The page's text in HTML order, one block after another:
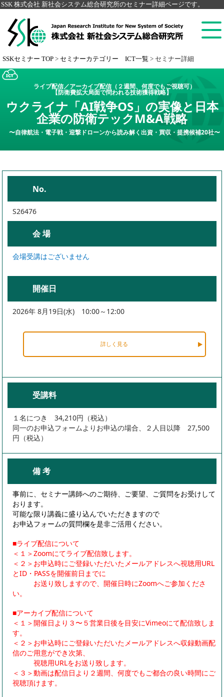
SSK 株式会社 新社会システム総合研究所のセミナー詳細ページです。
SSKセミナー TOP > セミナーカテゴリー ICT一覧 > セミナー詳細
ライブ配信／アーカイブ配信（２週間、何度でもご視聴可）
【防衛費拡大局面で問われる技術獲得戦略】
ウクライナ「AI戦争OS」の実像と日本
企業の防衛テックM&A戦略
〜自律航法・電子戦・迎撃ドローンから読み解く出資・買収・提携候補20社〜
No.
S26476
会 場
会場受講はございません
開催日
2026年 8月19日(水) 10:00～12:00
詳しく見る
受講料
１名につき 34,210円（税込）
同一のお申込フォームよりお申込の場合、２人目以降 27,500
円（税込）
備 考
事前に、セミナー講師へのご期待、ご要望、ご質問をお受けして
おります。
可能な限り講義に盛り込んでいただきますので
お申込フォームの質問欄を是非ご活用ください。
■ライブ配信について
＜１＞Zoomにてライブ配信致します。
＜２＞お申込時にご登録いただいたメールアドレスへ視聴用URL
とID・PASSを開催前日までに
お送り致しますので、開催日時にZoomへご参加くださ
い。
■アーカイブ配信について
＜１＞開催日より３〜５営業日後を目安にVimeoにて配信致しま
す。
＜２＞お申込時にご登録いただいたメールアドレスへ収録動画配
信のご用意ができ次第、
視聴用URLをお送り致します。
＜３＞動画は配信日より２週間、何度でもご都合の良い時間にご
視聴頂けます。